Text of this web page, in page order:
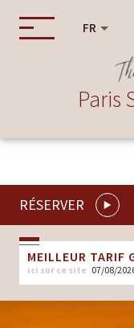
FR
Paris
RÉSERVER
MEILLEUR TARIF
ici sur ce site 07/08/